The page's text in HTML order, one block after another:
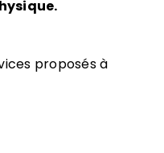
proposés à